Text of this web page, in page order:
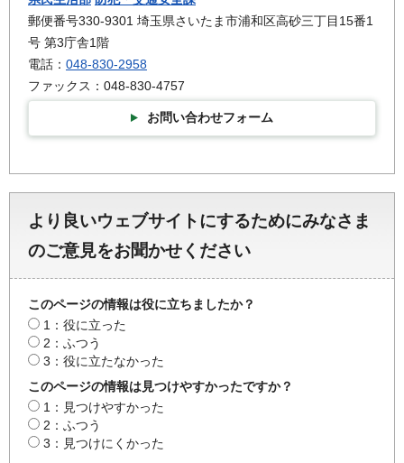
郵便番号330-9301 埼玉県さいたま市浦和区高砂三丁目15番1
号 第3庁舎1階
電話： 048-830-2958
ファックス：048-830-4757
お問い合わせフォーム
より良いウェブサイトにするためにみなさま
のご意見をお聞かせください
このページの情報は役に立ちましたか？
1：役に立った
2：ふつう
3：役に立たなかった
このページの情報は見つけやすかったですか？
1：見つけやすかった
2：ふつう
3：見つけにくかった